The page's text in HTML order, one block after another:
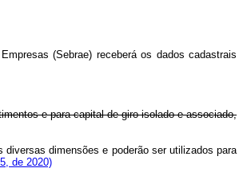
(Sebrae) receberá os dados cadastrais
e para capital de giro isolado e associado,
dimensões e poderão ser utilizados para
de 2020)